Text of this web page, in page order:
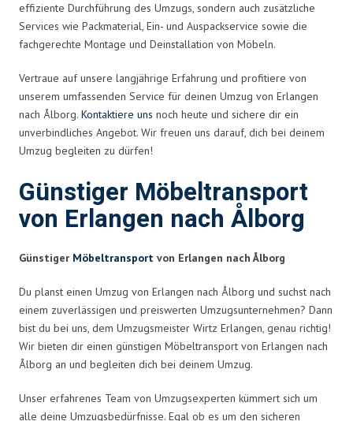
effiziente Durchführung des Umzugs, sondern auch zusätzliche
Services wie Packmaterial, Ein- und Auspackservice sowie die
fachgerechte Montage und Deinstallation von Möbeln.
Vertraue auf unsere langjährige Erfahrung und profitiere von
unserem umfassenden Service für deinen Umzug von Erlangen
nach Ålborg. Kontaktiere uns noch heute und sichere dir ein
unverbindliches Angebot. Wir freuen uns darauf, dich bei deinem
Umzug begleiten zu dürfen!
Günstiger Möbeltransport
von Erlangen nach Ålborg
Günstiger Möbeltransport von Erlangen nach Ålborg
Du planst einen Umzug von Erlangen nach Ålborg und suchst nach
einem zuverlässigen und preiswerten Umzugsunternehmen? Dann
bist du bei uns, dem Umzugsmeister Wirtz Erlangen, genau richtig!
Wir bieten dir einen günstigen Möbeltransport von Erlangen nach
Ålborg an und begleiten dich bei deinem Umzug.
Unser erfahrenes Team von Umzugsexperten kümmert sich um
alle deine Umzugsbedürfnisse. Egal ob es um den sicheren